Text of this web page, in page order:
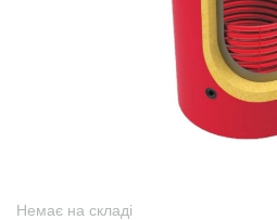
Немає на складі